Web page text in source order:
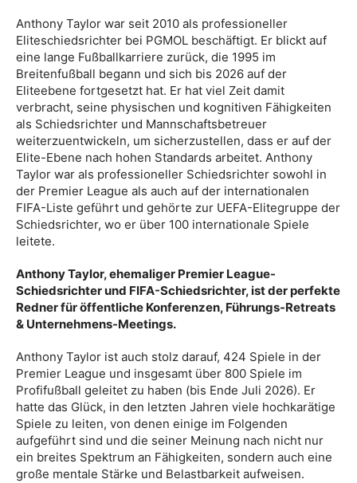
Anthony Taylor war seit 2010 als professioneller
Eliteschiedsrichter bei PGMOL beschäftigt. Er blickt auf
eine lange Fußballkarriere zurück, die 1995 im
Breitenfußball begann und sich bis 2026 auf der
Eliteebene fortgesetzt hat. Er hat viel Zeit damit
verbracht, seine physischen und kognitiven Fähigkeiten
als Schiedsrichter und Mannschaftsbetreuer
weiterzuentwickeln, um sicherzustellen, dass er auf der
Elite-Ebene nach hohen Standards arbeitet. Anthony
Taylor war als professioneller Schiedsrichter sowohl in
der Premier League als auch auf der internationalen
FIFA-Liste geführt und gehörte zur UEFA-Elitegruppe der
Schiedsrichter, wo er über 100 internationale Spiele
leitete.
Anthony Taylor, ehemaliger Premier League-
Schiedsrichter und FIFA-Schiedsrichter, ist der perfekte
Redner für öffentliche Konferenzen, Führungs-Retreats
& Unternehmens-Meetings.
Anthony Taylor ist auch stolz darauf, 424 Spiele in der
Premier League und insgesamt über 800 Spiele im
Profifußball geleitet zu haben (bis Ende Juli 2026). Er
hatte das Glück, in den letzten Jahren viele hochkarätige
Spiele zu leiten, von denen einige im Folgenden
aufgeführt sind und die seiner Meinung nach nicht nur
ein breites Spektrum an Fähigkeiten, sondern auch eine
große mentale Stärke und Belastbarkeit aufweisen.